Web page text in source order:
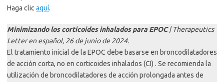
Haga clicaquí.
Minimizando los corticoides inhalados para EPOC| Therapeutics
Letter en español, 26 de junio de 2024.
El tratamiento inicial de la EPOC debe basarse en broncodilatadores
de acción corta, no en corticoides inhalados (CI) . Se recomienda la
utilización de broncodilatadores de acción prolongada antes de